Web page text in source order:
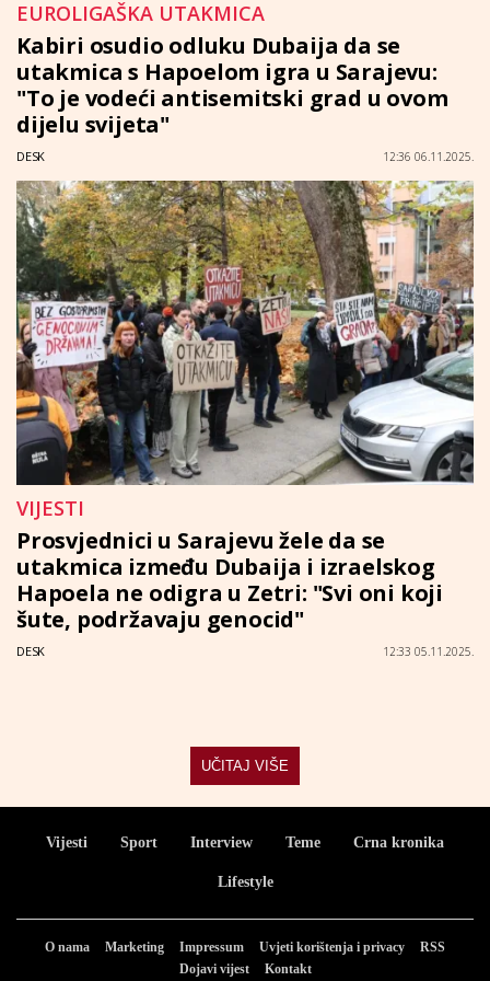
EUROLIGAŠKA UTAKMICA
Kabiri osudio odluku Dubaija da se
utakmica s Hapoelom igra u Sarajevu:
"To je vodeći antisemitski grad u ovom
dijelu svijeta"
DESK 12:36 06.11.2025.
VIJESTI
Prosvjednici u Sarajevu žele da se
utakmica između Dubaija i izraelskog
Hapoela ne odigra u Zetri: "Svi oni koji
šute, podržavaju genocid"
DESK 12:33 05.11.2025.
UČITAJ VIŠE
Vijesti Sport Interview Teme Crna kronika
Lifestyle
O nama Marketing Impressum Uvjeti korištenja i privacy
RSS
Dojavi vijest
Kontakt